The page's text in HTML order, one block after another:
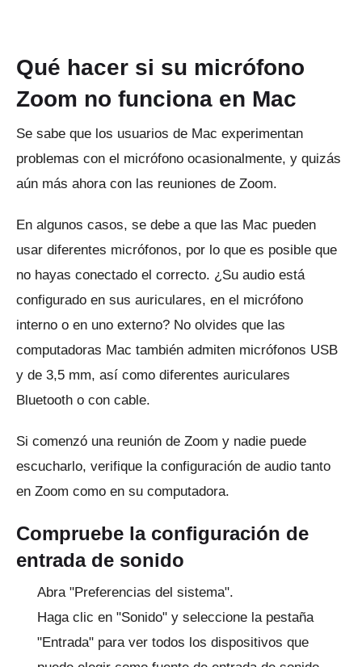
Qué hacer si su micrófono
Zoom no funciona en Mac
Se sabe que los usuarios de Mac experimentan
problemas con el micrófono ocasionalmente, y quizás
aún más ahora con las reuniones de Zoom.
En algunos casos, se debe a que las Mac pueden
usar diferentes micrófonos, por lo que es posible que
no hayas conectado el correcto. ¿Su audio está
configurado en sus auriculares, en el micrófono
interno o en uno externo? No olvides que las
computadoras Mac también admiten micrófonos USB
y de 3,5 mm, así como diferentes auriculares
Bluetooth o con cable.
Si comenzó una reunión de Zoom y nadie puede
escucharlo, verifique la configuración de audio tanto
en Zoom como en su computadora.
Compruebe la configuración de
entrada de sonido
Abra "Preferencias del sistema".
Haga clic en "Sonido" y seleccione la pestaña
"Entrada" para ver todos los dispositivos que